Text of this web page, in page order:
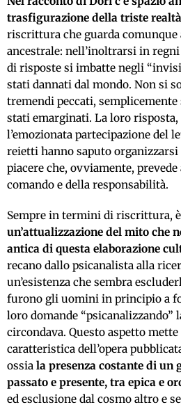
trasfigurazione della triste
riscrittura che guarda comunque
ancestrale: nell’inoltrarsi in
di risposte si imbatte negli
stati dannati dal mondo. Non si
tremendi peccati,
stati emarginati. La loro risposta,
l’emozionata partecipazione del
reietti hanno saputo organizzarsi
piacere che, ovviamente,
comando e della responsabilità.
Sempre in termini di riscrittura,
un’attualizzazione del mito che
antica di questa elaborazione
recano dallo psicanalista alla
un’esistenza che sembra
furono gli uomini in principio a
loro domande “psicanalizzando”
circondava. Questo aspetto
caratteristica dell’opera
ossia la presenza costante di
passato e presente, tra epica e
ed esclusione dal cosmo altro e